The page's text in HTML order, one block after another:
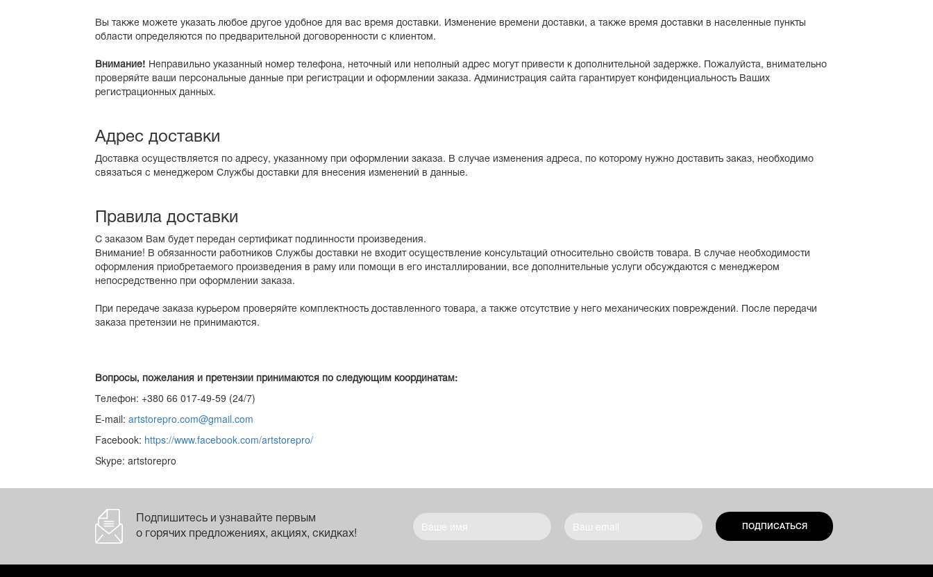
Вы также можете указать любое другое удобное для вас время доставки. Изменение времени доставки, а также время доставки в населенные пункты
области определяются по предварительной договоренности с клиентом.
Внимание! Неправильно указанный номер телефона, неточный или неполный адрес могут привести к дополнительной задержке. Пожалуйста, внимательно
проверяйте ваши персональные данные при регистрации и оформлении заказа. Администрация сайта гарантирует конфиденциальность Ваших
регистрационных данных.
Адрес доставки
Доставка осуществляется по адресу, указанному при оформлении заказа. В случае изменения адреса, по которому нужно доставить заказ, необходимо
связаться с менеджером Службы доставки для внесения изменений в данные.
Правила доставки
С заказом Вам будет передан сертификат подлинности произведения.
Внимание! В обязанности работников Службы доставки не входит осуществление консультаций относительно свойств товара. В случае необходимости
оформления приобретаемого произведения в раму или помощи в его инсталлировании, все дополнительные услуги обсуждаются с менеджером
непосредственно при оформлении заказа.
При передаче заказа курьером проверяйте комплектность доставленного товара, а также отсутствие у него механических повреждений. После передачи
заказа претензии не принимаются.
Вопросы, пожелания и претензии принимаются по следующим координатам:
Телефон: +380 66 017-49-59 (24/7)
E-mail: artstorepro.com@gmail.com
Facebook: https://www.facebook.com/artstorepro/
Skype: artstorepro
Подпишитесь и узнавайте первым
о горячих предложениях, акциях, скидках!
ПОДПИСАТЬСЯ